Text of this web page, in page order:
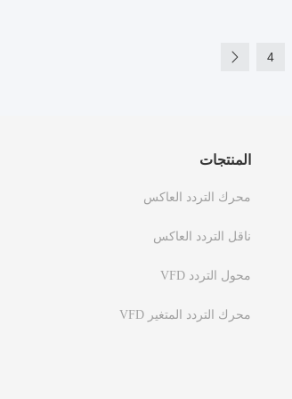
4
المنتجات
محرك التردد العاكس
ناقل التردد العاكس
محول التردد VFD
محرك التردد المتغير VFD